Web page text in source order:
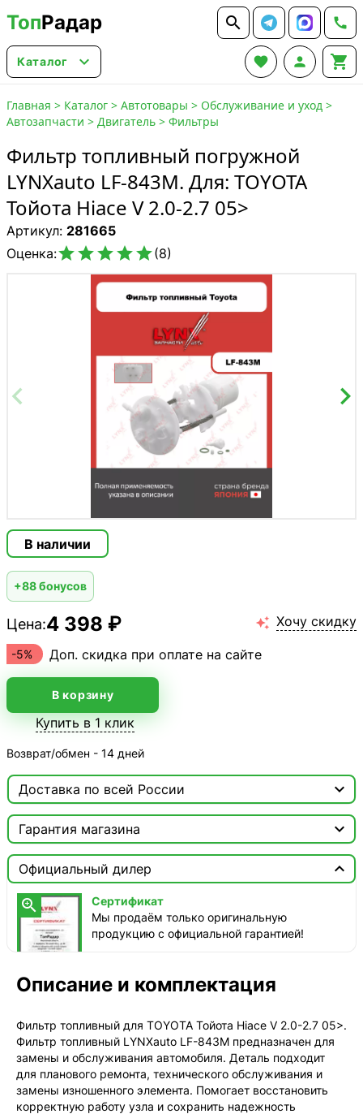
ТопРадар  
Каталог    
Главная > Каталог > Автотовары > Обслуживание и уход >
Автозапчасти > Двигатель > Фильтры
Фильтр топливный погружной
LYNXauto LF-843M. Для: TOYOTA
Тойота Hiace V 2.0-2.7 05>
Артикул: 281665
Оценка:(8)
В наличии
+88 бонусов
Цена:4 398 ₽  Хочу скидку
-5% Доп. скидка при оплате на сайте
В корзину
Купить в 1 клик
Возврат/обмен - 14 дней
Доставка по всей России 

сегодня, бесплатно
ТопРадар — Самовывоз
сегодня, бесплатно
наб. Бережковская, д. 20, стр. 19
1-3 дня, от 385 ₽
1-3 дня, от 385 ₽
Гарантия магазина

Сертификат
Мы продаём только оригинальную продукцию с
официальной гарантией!
Официальный дилер


Сертификат
Мы продаём только оригинальную
продукцию с официальной гарантией!
Описание и комплектация
Фильтр топливный для TOYOTA Тойота Hiace V 2.0-2.7 05>.
Фильтр топливный LYNXauto LF-843M предназначен для
замены и обслуживания автомобиля. Деталь подходит
для планового ремонта, технического обслуживания и
замены изношенного элемента. Помогает восстановить
корректную работу узла и сохранить надежность